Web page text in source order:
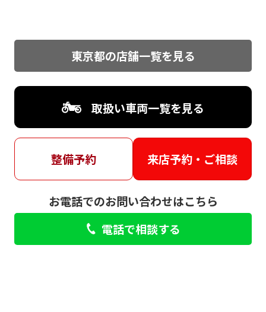
東京都の店舗一覧を見る
取扱い車両一覧を見る
来店予約・ご相談
整備予約
お電話でのお問い合わせはこちら
電話で相談する